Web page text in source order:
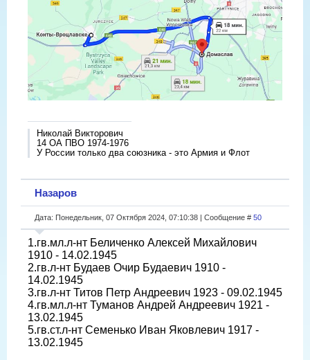
Николай Викторович
14 ОА ПВО 1974-1976
У России только два союзника - это Армия и Флот
Назаров
Дата: Понедельник, 07 Октября 2024, 07:10:38 | Сообщение # 50
1.гв.мл.л-нт Беличенко Алексей Михайлович
1910 - 14.02.1945
2.гв.л-нт Будаев Очир Будаевич 1910 -
14.02.1945
3.гв.л-нт Титов Петр Андреевич 1923 - 09.02.1945
4.гв.мл.л-нт Туманов Андрей Андреевич 1921 -
13.02.1945
5.гв.ст.л-нт Семенько Иван Яковлевич 1917 -
13.02.1945